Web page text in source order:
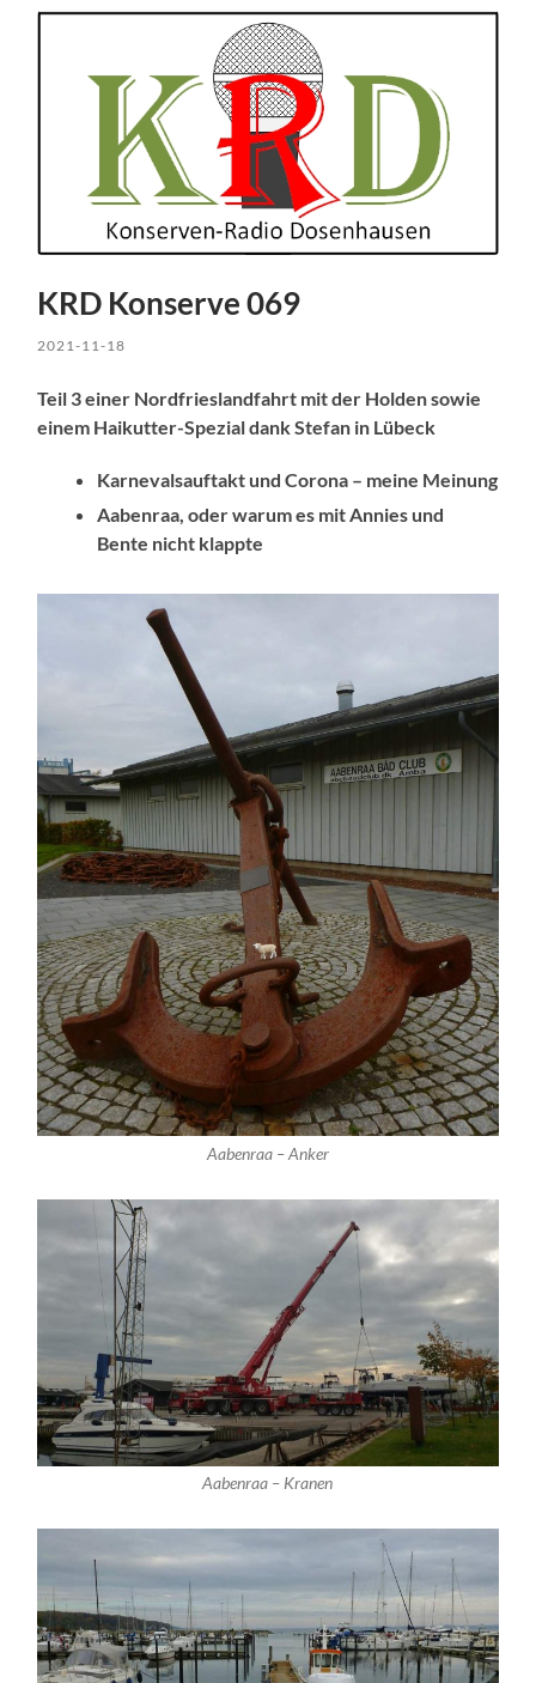
KRD Konserve 069
2021-11-18
Teil 3 einer Nordfrieslandfahrt mit der Holden sowie
einem Haikutter-Spezial dank Stefan in Lübeck
Karnevalsauftakt und Corona – meine Meinung
Aabenraa, oder warum es mit Annies und
Bente nicht klappte
Aabenraa – Anker
Aabenraa – Kranen